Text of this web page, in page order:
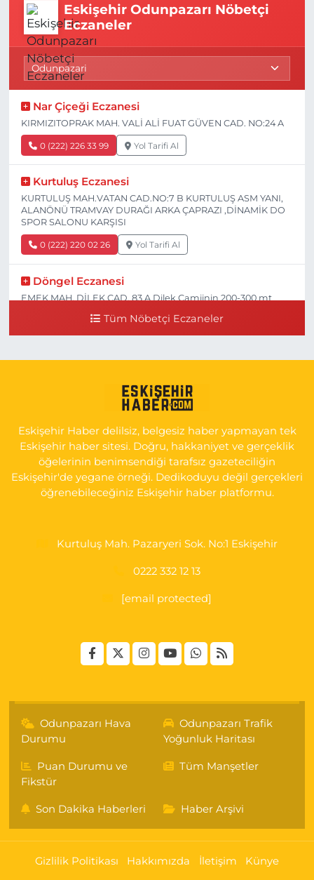
Eskişehir Odunpazarı Nöbetçi
Eczaneler
Nar Çiçeği Eczanesi
KIRMIZITOPRAK MAH. VALİ ALİ FUAT GÜVEN CAD. NO:24 A
0 (222) 226 33 99 Yol Tarifi Al
Kurtuluş Eczanesi
KURTULUŞ MAH.VATAN CAD.NO:7 B KURTULUŞ ASM YANI,
ALANÖNÜ TRAMVAY DURAĞI ARKA ÇAPRAZI ,DİNAMİK DO
SPOR SALONU KARŞISI
0 (222) 220 02 26 Yol Tarifi Al
Döngel Eczanesi
EMEK MAH. DİLEK CAD. 83 A Dilek Camiinin 200-300 mt
İSTİKLAL MAH. ŞAİR FUZULİ CAD. NO:35 A HAVA HASTANESİ
KARŞI KÖŞESİ ŞAİR FUZULİ AİLE SAĞLIĞI MERKEZİ KARŞISI
Tüm Nöbetçi Eczaneler
Eskişehir Haber delilsiz, belgesiz haber yapmayan tek
Eskişehir haber sitesi. Doğru, hakkaniyet ve gerçeklik
öğelerinin benimsendiği tarafsız gazeteciliğin
Eskişehir'de yegane örneği. Dedikoduyu değil gerçekleri
öğrenebileceğiniz Eskişehir haber platformu.
Kurtuluş Mah. Pazaryeri Sok. No:1 Eskişehir
0222 332 12 13
[email protected]
Odunpazarı Hava
Durumu
Odunpazarı Trafik
Yoğunluk Haritası
Puan Durumu ve
Fikstür
Tüm Manşetler
Son Dakika Haberleri Haber Arşivi
Gizlilik Politikası Hakkımızda İletişim Künye